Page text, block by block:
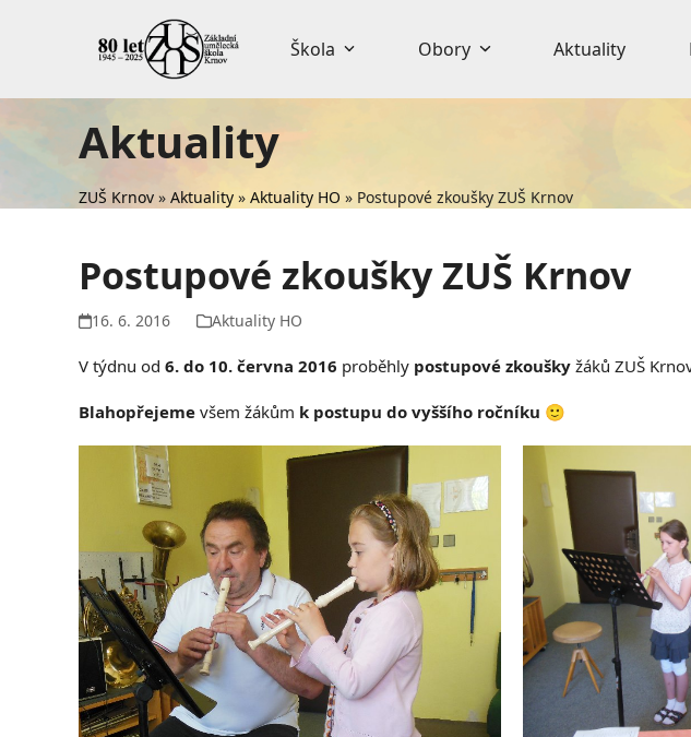
Škola Obory Aktuality
Aktuality
ZUŠ Krnov » Aktuality » Aktuality HO » Postupové zkoušky ZUŠ Krnov
Postupové zkoušky ZUŠ Krnov
16. 6. 2016 Aktuality HO
V týdnu od 6. do 10. června 2016 proběhly postupové zkoušky žáků ZUŠ
Blahopřejeme všem žákům k postupu do vyššího ročníku 🙂